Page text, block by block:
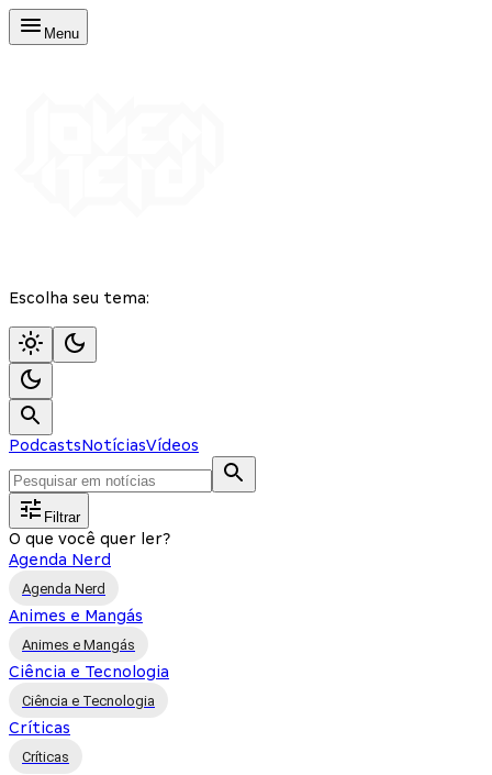
Menu
Escolha seu tema:
PodcastsNotíciasVídeos
Filtrar
O que você quer ler?
Agenda Nerd
Agenda Nerd
Animes e Mangás
Animes e Mangás
Ciência e Tecnologia
Ciência e Tecnologia
Críticas
Críticas